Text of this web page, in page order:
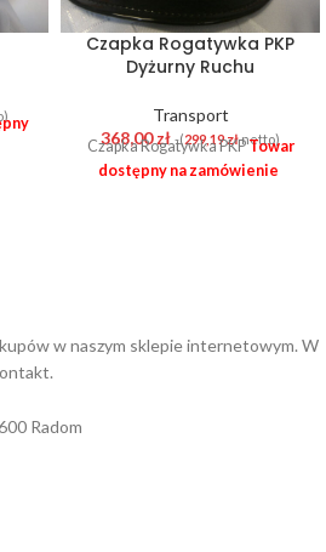
Czapka Rogatywka PKP
Dyżurny Ruchu
Transport
368,00zł -(299,19złnetto)
Czapka Rogatywka PKPTowar
dostępny na zamówienie
w naszym sklepie internetowym. W
Radom